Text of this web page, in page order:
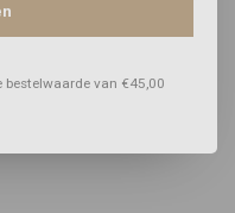
van €45,00